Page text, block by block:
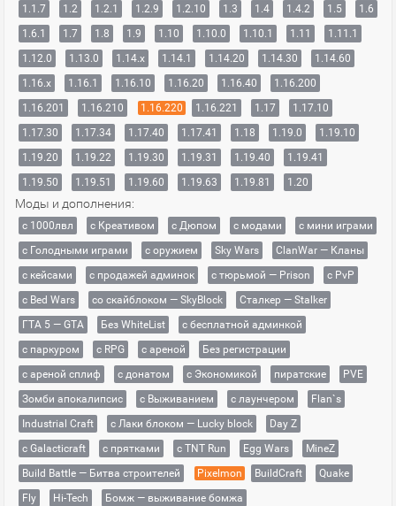
1.1.7
1.2 1.2.1 1.2.9 1.2.10 1.3 1.4 1.4.2 1.5
1.6
1.6.1
1.7 1.8 1.9 1.10 1.10.0 1.10.1 1.11
1.11.1
1.12.0
1.13.0 1.14.x 1.14.1 1.14.20 1.14.30
1.14.60
1.16.x
1.16.1 1.16.10 1.16.20 1.16.40
1.16.200
1.16.201
1.16.210 1.16.220 1.16.221 1.17
1.17.10
1.17.30
1.17.34 1.17.40 1.17.41 1.18 1.19.0
1.19.10
1.19.20
1.19.22 1.19.30 1.19.31 1.19.40
1.19.41
1.19.50
1.19.51 1.19.60 1.19.63 1.19.81 1.20
Моды и дополнения:
с 1000лвл c Креативом с Дюпом с модами
с мини играми
с Голодными играми
с оружием Sky Wars
ClanWar — Кланы
с кейсами
с продажей админок с тюрьмой — Prison
с PvP
с Bed Wars
со скайблоком — SkyBlock
Сталкер — Stalker
ГТА 5 — GTA
Без WhiteList
с бесплатной админкой
с паркуром
с RPG с ареной
Без регистрации
с ареной сплиф
с донатом с Экономикой пиратские
PVE
Зомби апокалипсис
с Выживанием с лаунчером
Flan`s
Industrial Craft
с Лаки блоком — Lucky block
Day Z
с Galacticraft
с прятками с TNT Run Egg Wars
MineZ
Build Battle — Битва строителей
Pixelmon BuildCraft
Quake
Fly
Hi-Tech
Бомж — выживание бомжа